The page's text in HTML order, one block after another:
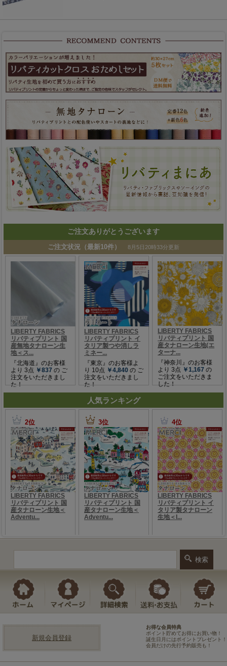
ご注文ありがとうございます
人気ランキング
新規会員登録
お得な会員特典
ポイント貯めてお得にお買い物！
誕生日月にはポイントプレゼント！
会員だけの先行予約販売も！